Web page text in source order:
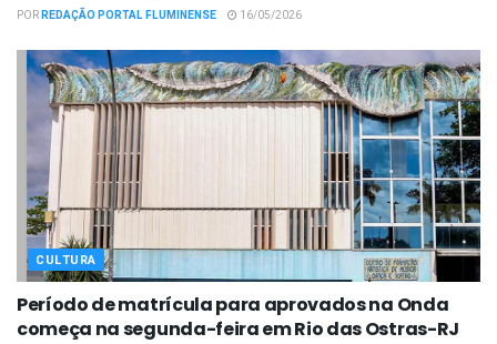
PORREDAÇÃO PORTAL FLUMINENSE 16/05/2026
CULTURA
Período de matrícula para aprovados na Onda
começa na segunda-feira em Rio das Ostras-RJ